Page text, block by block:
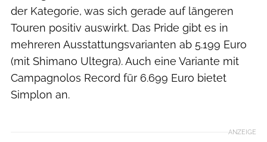
der Kategorie, was sich gerade auf längeren
Touren positiv auswirkt. Das Pride gibt es in
mehreren Ausstattungsvarianten ab 5.199 Euro
(mit Shimano Ultegra). Auch eine Variante mit
Campagnolos Record für 6.699 Euro bietet
Simplon an.
ANZEIGE